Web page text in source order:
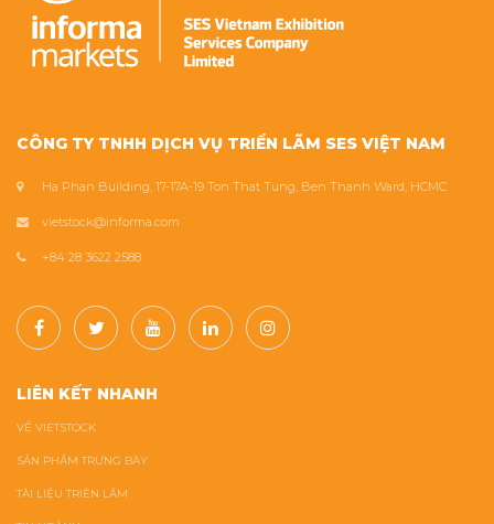
CÔNG TY TNHH DỊCH VỤ TRIỂN LÃM SES VIỆT NAM
Ha Phan Building, 17-17A-19 Ton That Tung, Ben Thanh Ward, HCMC
vietstock@informa.com
+84 28 3622 2588
LIÊN KẾT NHANH
VỀ VIETSTOCK
SẢN PHẨM TRƯNG BÀY
TÀI LIỆU TRIỂN LÃM